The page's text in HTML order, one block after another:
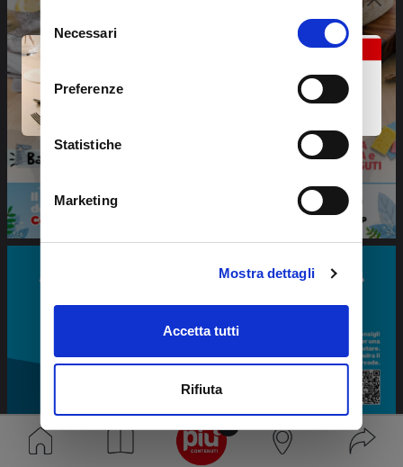
Selezione
delNecessari
Preferenze
Statistiche
Marketing
Mostra dettagli
Accetta tutti
Rifiuta